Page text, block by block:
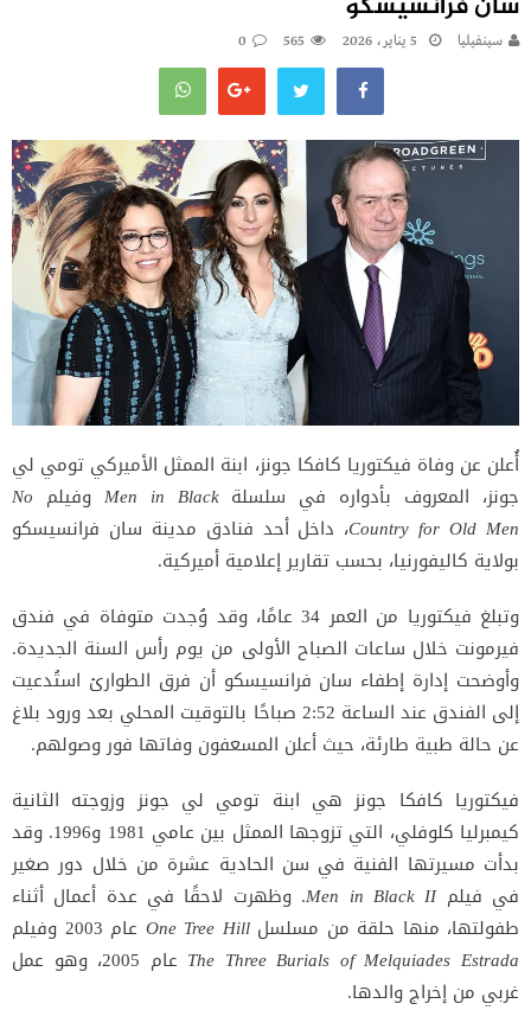
سينفيليا 5 يناير، 2026 565
0
أُعلن عن وفاة فيكتوريا كافكا جونز، ابنة الممثل الأميركي تومي لي
جونز، المعروف بأدواره في سلسلةMen in Black وفيلم No
Country for Old Men، داخل أحد فنادق مدينة سان فرانسيسكو
بولاية كاليفورنيا، بحسب تقارير إعلامية أميركية.
وتبلغ فيكتوريا من العمر 34 عامًا، وقد وُجدت متوفاة في فندق
فيرمونت خلال ساعات الصباح الأولى من يوم رأس السنة الجديدة.
وأوضحت إدارة إطفاء سان فرانسيسكو أن فرق الطوارئ استُدعيت
إلى الفندق عند الساعة 2:52 صباحًا بالتوقيت المحلي بعد ورود بلاغ
عن حالة طبية طارئة، حيث أعلن المسعفون وفاتها فور وصولهم.
فيكتوريا كافكا جونز هي ابنة تومي لي جونز وزوجته الثانية
كيمبرليا كلوفلي، التي تزوجها الممثل بين عامي 1981 و1996. وقد
بدأت مسيرتها الفنية في سن الحادية عشرة من خلال دور صغير
في فيلمMen in Black II. وظهرت لاحقًا في عدة أعمال أثناء
طفولتها، منها حلقة من مسلسلOne Tree Hill عام 2003 وفيلم
The Three Burials of Melquiades Estrada
عام 2005، وهو عمل
غربي من إخراج والدها.